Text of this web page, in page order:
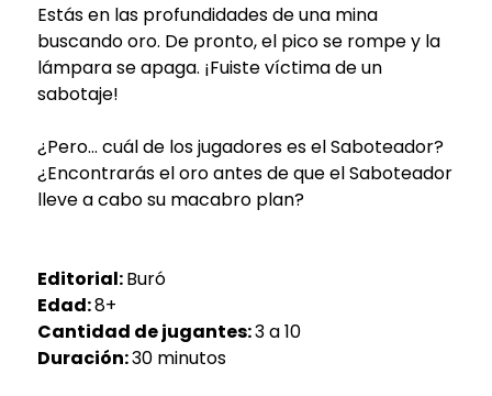
Estás en las profundidades de una mina
buscando oro. De pronto, el pico se rompe y la
lámpara se apaga. ¡Fuiste víctima de un
sabotaje!
¿Pero... cuál de los jugadores es el Saboteador?
¿Encontrarás el oro antes de que el Saboteador
lleve a cabo su macabro plan?
Editorial:Buró
Edad:8+
Cantidad de jugantes:3 a 10
Duración:30 minutos